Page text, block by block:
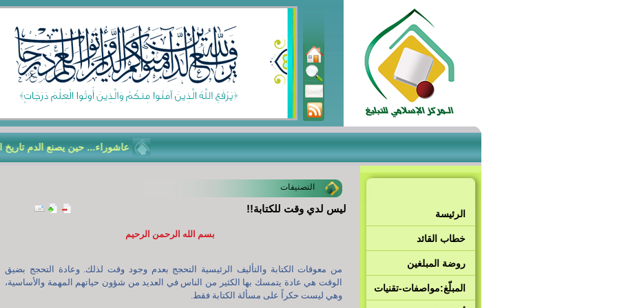
عاشوراء... حين يصنع الدم تاريخ
الرئيسة
خطاب القائد
روضة المبلغين
المبلّغ:مواصفات-تقنيات
التصنيفات
ليس لدي وقت للكتابة!!
بسم الله الرحمن الرحيم
من معوقات الكتابة والتأليف الرئيسية التحجج بعدم وجود وقت لذلك. وعادة التحجج بضيق
الوقت هي عادة يتمسك بها الكثير من الناس في العديد من شؤون حياتهم المهمة والأساسية،
وهي ليست حكراً على مسألة الكتابة فقط.